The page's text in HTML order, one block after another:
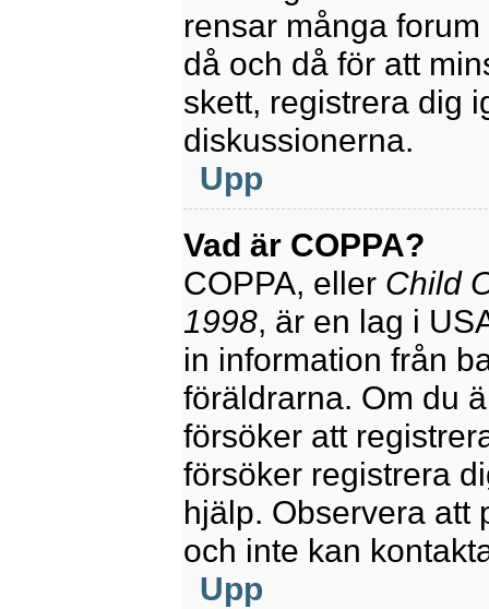
rensar många
då och då för att
skett, registrera dig
diskussionerna.
Upp
Vad är COPPA?
COPPA, eller Child
1998, är en lag i
in information från
föräldrarna. Om du
försöker att
försöker registrera
hjälp. Observera att
och inte kan
Upp